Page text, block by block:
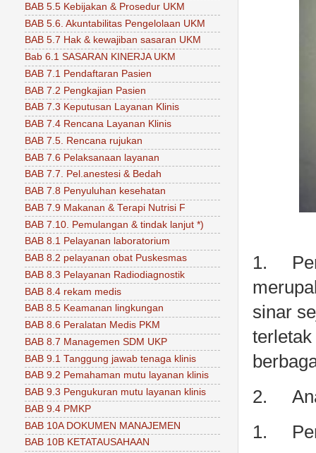
1.
sinar
2.
1.
BAB 5.5 Kebijakan & Prosedur UKM
BAB 5.6. Akuntabilitas Pengelolaan UKM
BAB 5.7 Hak & kewajiban sasaran UKM
Bab 6.1 SASARAN KINERJA UKM
BAB 7.1 Pendaftaran Pasien
BAB 7.2 Pengkajian Pasien
BAB 7.3 Keputusan Layanan Klinis
BAB 7.4 Rencana Layanan Klinis
BAB 7.5. Rencana rujukan
BAB 7.6 Pelaksanaan layanan
BAB 7.7. Pel.anestesi & Bedah
BAB 7.8 Penyuluhan kesehatan
BAB 7.9 Makanan & Terapi Nutrisi F
BAB 7.10. Pemulangan & tindak lanjut *)
BAB 8.1 Pelayanan laboratorium
BAB 8.2 pelayanan obat Puskesmas
BAB 8.3 Pelayanan Radiodiagnostik
BAB 8.4 rekam medis
BAB 8.5 Keamanan lingkungan
BAB 8.6 Peralatan Medis PKM
BAB 8.7 Managemen SDM UKP
BAB 9.1 Tanggung jawab tenaga klinis
BAB 9.2 Pemahaman mutu layanan klinis
BAB 9.3 Pengukuran mutu layanan klinis
BAB 9.4 PMKP
BAB 10A DOKUMEN MANAJEMEN
BAB 10B KETATAUSAHAAN